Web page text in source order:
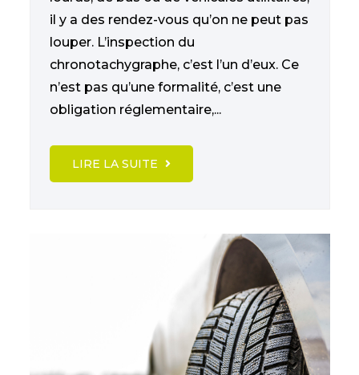
il y a des rendez-vous qu’on ne peut pas
louper. L’inspection du
chronotachygraphe, c’est l’un d’eux. Ce
n’est pas qu’une formalité, c’est une
obligation réglementaire,...
LIRE LA SUITE